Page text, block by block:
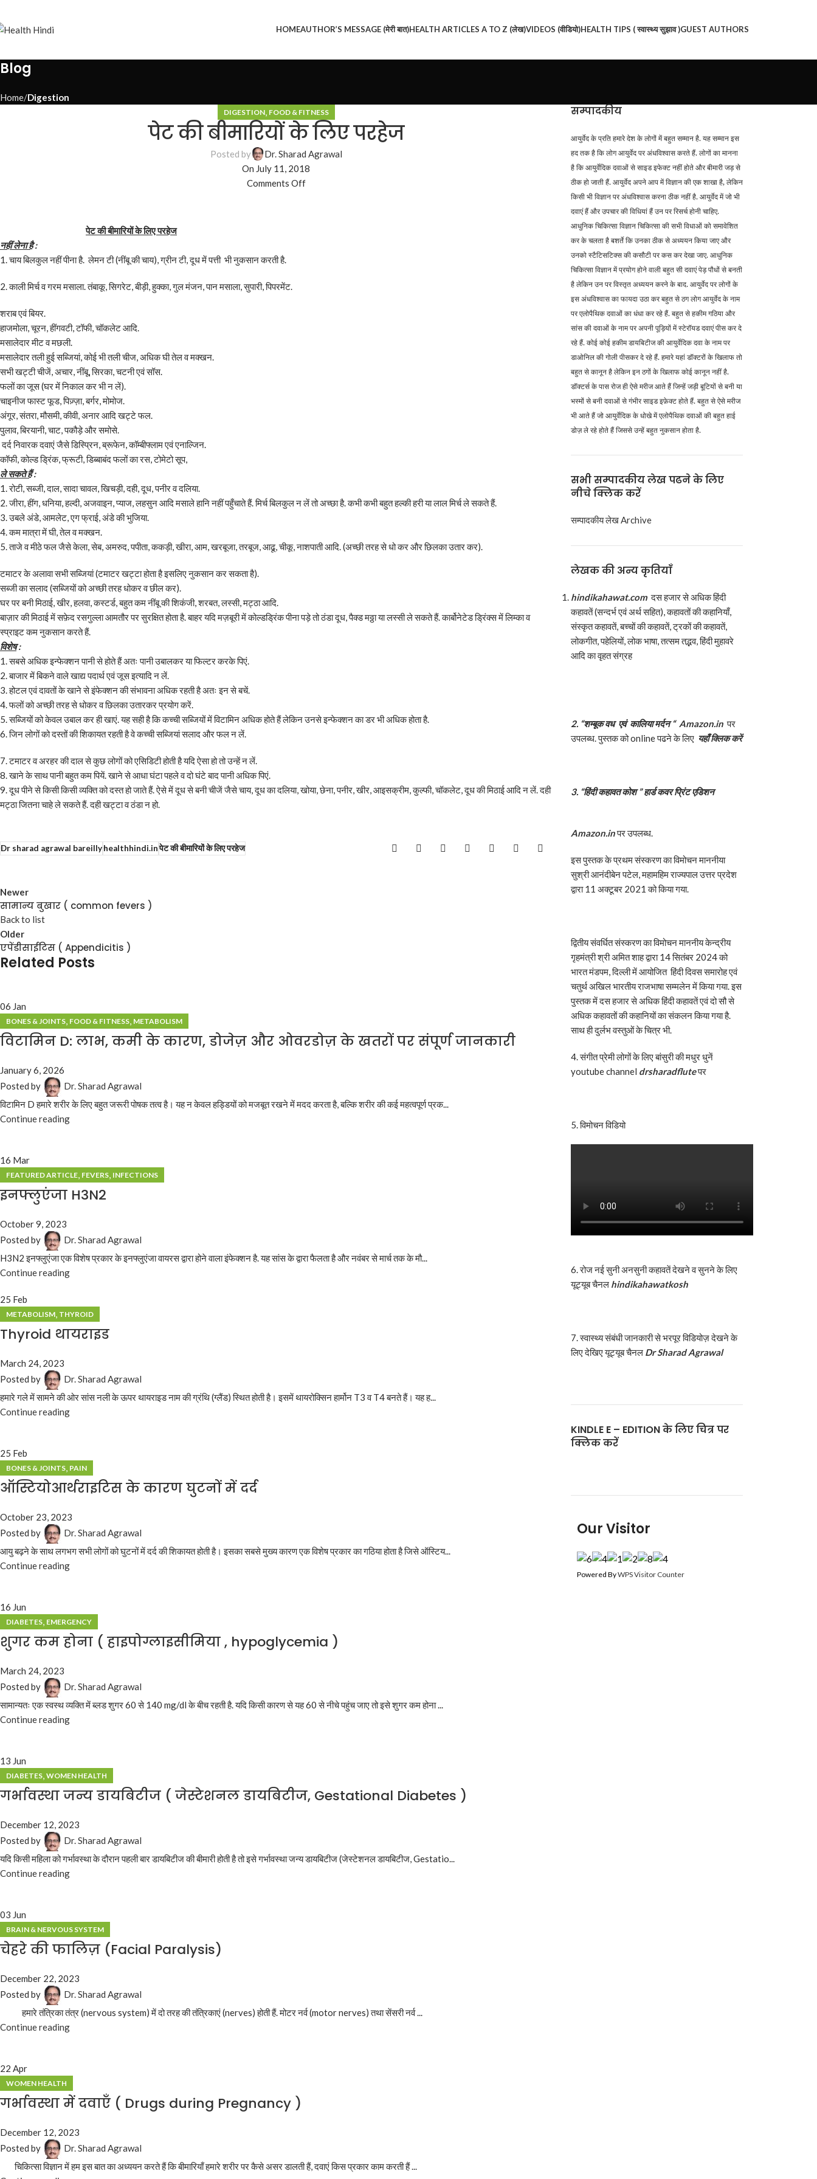
HOMEAUTHOR’S MESSAGE (मेरी बात)HEALTH ARTICLES A TO Z (लेख)VIDEOS (वीडियो)HEALTH TIPS ( स्वास्थ्य सुझाव )GUEST AUTHORS
Blog
Home Digestion
DIGESTION, FOOD & FITNESS
पेट की बीमारियों के लिए परहेज
Posted by
Dr. Sharad Agrawal
On July 11, 2018
Comments Off
पेट की बीमारियों के लिए परहेज
नहीं लेना है:
1. चाय बिलकुल नहीं पीना है. लेमन टी (नींबू की चाय), ग्रीन टी, दूध में पत्ती भी नुकसान करती है.
2. काली मिर्च व गरम मसाला. तंबाकू, सिगरेट, बीड़ी, हुक्का, गुल मंजन, पान मसाला, सुपारी, पिपरमेंट.
शराब एवं बियर.
हाजमोला, चूरन, हींगवटी, टॉफी, चॉकलेट आदि.
मसालेदार मीट व मछली.
मसालेदार तली हुई सब्जियां, कोई भी तली चीज, अधिक घी तेल व मक्खन.
सभी खट्टी चीजें, अचार, नींबू, सिरका, चटनी एवं सॉस.
फलों का जूस (घर में निकाल कर भी न लें).
चाइनीज फास्ट फूड, पिज़्ज़ा, बर्गर, मोमोज.
अंगूर, संतरा, मौसमी, कीवी, अनार आदि खट्टे फल.
पुलाव, बिरयानी, चाट, पकौड़े और समोसे.
दर्द निवारक दवाएं जैसे डिस्प्रिन, ब्रूफेन, कॉम्बीफ्लाम एवं एनाल्जिन.
कॉफी, कोल्ड ड्रिंक, फ्रूटी, डिब्बाबंद फलों का रस, टोमेटो सूप,
ले सकते हैं:
1. रोटी, सब्जी, दाल, सादा चावल, खिचड़ी, दही, दूध, पनीर व दलिया.
2. जीरा, हींग, धनिया, हल्दी, अजवाइन, प्याज, लहसुन आदि मसाले हानि नहीं पहुँचाते हैं. मिर्च बिलकुल न लें तो अच्छा है. कभी कभी बहुत हल्की हरी या लाल मिर्च ले सकते हैं.
3. उबले अंडे, आमलेट, एग फ्राई, अंडे की भुजिया.
4. कम मात्रा में घी, तेल व मक्खन.
5. ताजे व मीठे फल जैसे केला, सेब, अमरुद, पपीता, ककड़ी, खीरा, आम, खरबूजा, तरबूज, आढू, चीकू, नाशपाती आदि. (अच्छी तरह से धो कर और छिलका उतार कर).
टमाटर के अलावा सभी सब्जियां (टमाटर खट्टा होता है इसलिए नुकसान कर सकता है).
सब्जी का सलाद (सब्जियों को अच्छी तरह धोकर व छील कर).
घर पर बनी मिठाई, खीर, हलवा, कस्टर्ड, बहुत कम नींबू की शिकंजी, शरबत, लस्सी, मट्ठा आदि.
बाज़ार की मिठाई में सफ़ेद रसगुल्ला आमतौर पर सुरक्षित होता है. बाहर यदि मज़बूरी में कोल्डड्रिंक पीना पड़े तो ठंडा दूध, पैक्ड मठ्ठा या लस्सी ले सकते हैं. कार्बोनेटेड ड्रिंक्स में लिम्का व
स्प्राइट कम नुकसान करते हैं.
विशेष:
1. सबसे अधिक इन्फेक्शन पानी से होते हैं अतः पानी उबालकर या फिल्टर करके पिएं.
2. बाजार में बिकने वाले खाद्य पदार्थ एवं जूस इत्यादि न लें.
3. होटल एवं दावतों के खाने से इंफेक्शन की संभावना अधिक रहती है अतः इन से बचें.
4. फलों को अच्छी तरह से धोकर व छिलका उतारकर प्रयोग करें.
5. सब्जियों को केवल उबाल कर ही खाएं. यह सही है कि कच्ची सब्जियों में विटामिन अधिक होते हैं लेकिन उनसे इन्फेक्शन का डर भी अधिक होता है.
6. जिन लोगों को दस्तों की शिकायत रहती है वे कच्ची सब्जियां सलाद और फल न लें.
7. टमाटर व अरहर की दाल से कुछ लोगों को एसिडिटी होती है यदि ऐसा हो तो उन्हें न लें.
8. खाने के साथ पानी बहुत कम पियें. खाने से आधा घंटा पहले व दो घंटे बाद पानी अधिक पिएं.
9. दूध पीने से किसी किसी व्यक्ति को दस्त हो जाते हैं. ऐसे में दूध से बनी चीजें जैसे चाय, दूध का दलिया, खोया, छेना, पनीर, खीर, आइसक्रीम, कुल्फी, चॉकलेट, दूध की मिठाई आदि न लें. दही
मट्ठा जितना चाहे ले सकते हैं. दही खट्टा व ठंडा न हो.
Dr sharad agrawal bareillyhealthhindi.inपेट की बीमारियों के लिए परहेज
Newer
सामान्य बुखार ( common fevers )
Back to list
Older
एपेंडीसाईटिस ( Appendicitis )
Related Posts
06 Jan
BONES & JOINTS, FOOD & FITNESS, METABOLISM
विटामिन D: लाभ, कमी के कारण, डोजेज़ और ओवरडोज़ के खतरों पर संपूर्ण जानकारी
January 6, 2026
Posted by
Dr. Sharad Agrawal
विटामिन D हमारे शरीर के लिए बहुत जरूरी पोषक तत्व है। यह न केवल हड्डियों को मजबूत रखने में मदद करता है, बल्कि शरीर की कई महत्वपूर्ण प्रक...
Continue reading
16 Mar
FEATURED ARTICLE, FEVERS, INFECTIONS
इनफ्लुएंजा H3N2
October 9, 2023
Posted by
Dr. Sharad Agrawal
H3N2 इनफ्लुएंजा एक विशेष प्रकार के इनफ्लुएंजा वायरस द्वारा होने वाला इंफेक्शन है. यह सांस के द्वारा फैलता है और नवंबर से मार्च तक के मौ...
Continue reading
25 Feb
METABOLISM, THYROID
Thyroid थायराइड
March 24, 2023
Posted by
Dr. Sharad Agrawal
हमारे गले में सामने की ओर सांस नली के ऊपर थायराइड नाम की ग्रंथि (ग्लैंड) स्थित होती है। इसमें थायरोक्सिन हार्मोन T3 व T4 बनते हैं। यह ह...
Continue reading
25 Feb
BONES & JOINTS, PAIN
ऑस्टियोआर्थराइटिस के कारण घुटनों में दर्द
October 23, 2023
Posted by
Dr. Sharad Agrawal
आयु बढ़ने के साथ लगभग सभी लोगों को घुटनों में दर्द की शिकायत होती है। इसका सबसे मुख्य कारण एक विशेष प्रकार का गठिया होता है जिसे ऑस्टिय...
Continue reading
16 Jun
DIABETES, EMERGENCY
शुगर कम होना ( हाइपोग्लाइसीमिया , hypoglycemia )
March 24, 2023
Posted by
Dr. Sharad Agrawal
सामान्यतः एक स्वस्थ व्यक्ति में ब्लड शुगर 60 से 140 mg/dl के बीच रहती है. यदि किसी कारण से यह 60 से नीचे पहुंच जाए तो इसे शुगर कम होना ...
Continue reading
13 Jun
DIABETES, WOMEN HEALTH
गर्भावस्था जन्य डायबिटीज ( जेस्टेशनल डायबिटीज, Gestational Diabetes )
December 12, 2023
Posted by
Dr. Sharad Agrawal
यदि किसी महिला को गर्भावस्था के दौरान पहली बार डायबिटीज की बीमारी होती है तो इसे गर्भावस्था जन्य डायबिटीज (जेस्टेशनल डायबिटीज, Gestatio...
Continue reading
03 Jun
BRAIN & NERVOUS SYSTEM
चेहरे की फालिज़ (Facial Paralysis)
December 22, 2023
Posted by
Dr. Sharad Agrawal
हमारे तंत्रिका तंत्र (nervous system) में दो तरह की तंत्रिकाएं (nerves) होती हैं. मोटर नर्व (motor nerves) तथा सेंसरी नर्व ...
Continue reading
22 Apr
WOMEN HEALTH
गर्भावस्था में दवाएँ ( Drugs during Pregnancy )
December 12, 2023
Posted by
Dr. Sharad Agrawal
चिकित्सा विज्ञान में हम इस बात का अध्ययन करते हैं कि बीमारियाँ हमारे शरीर पर कैसे असर डालती हैं, दवाएं किस प्रकार काम करती हैं ...
सम्पादकीय
आयुर्वेद के प्रति हमारे देश के लोगों में बहुत सम्मान है. यह सम्मान इस
हद तक है कि लोग आयुर्वेद पर अंधविश्वास करते हैं. लोगों का मानना
है कि आयुर्वेदिक दवाओं से साइड इफेक्ट नहीं होते और बीमारी जड़ से
ठीक हो जाती हैं. आयुर्वेद अपने आप में विज्ञान की एक शाखा है,लेकिन
किसी भी विज्ञान पर अंधविश्वास करना ठीक नहीं है. आयुर्वेद में जो भी
दवाएं हैं और उपचार की विधियां हैं उन पर रिसर्च होनी चाहिए.
आधुनिक चिकित्सा विज्ञान चिकित्सा की सभी विधाओं को समावेशित
कर के चलता है बशर्ते कि उनका ठीक से अध्ययन किया जाए और
उनको स्टैटिसटिक्स की कसौटी पर कस कर देखा जाए. आधुनिक
चिकित्सा विज्ञान में प्रयोग होने वाली बहुत सी दवाएं पेड़ पौधों से बनती
है लेकिन उन पर विस्तृत अध्ययन करने के बाद. आयुर्वेद पर लोगों के
इस अंधविश्वास का फायदा उठा कर बहुत से ठग लोग आयुर्वेद के नाम
पर एलोपैथिक दवाओं का धंधा कर रहे हैं. बहुत से हकीम गठिया और
सांस की दवाओं के नाम पर अपनी पूड़ियों में स्टेरॉयड दवाएं पीस कर दे
रहे हैं. कोई कोई हकीम डायबिटीज की आयुर्वेदिक दवा के नाम पर
डाओनिल की गोली पीसकर दे रहे हैं. हमारे यहां डॉक्टरों के खिलाफ तो
बहुत से कानून है लेकिन इन ठगों के खिलाफ कोई कानून नहीं है.
डॉक्टर्स के पास रोज ही ऐसे मरीज आते हैं जिन्हें जड़ी बूटियों से बनी या
भस्मों से बनी दवाओं से गंभीर साइड इफ़ेक्ट होते हैं. बहुत से ऐसे मरीज
भी आते हैं जो आयुर्वेदिक के धोखे में एलोपैथिक दवाओं की बहुत हाई
डोज़ ले रहे होते हैं जिससे उन्हें बहुत नुकसान होता है.
सभी सम्पादकीय लेख पढने के लिए
नीचे क्लिक करें
सम्पादकीय लेख Archive
लेखक की अन्य कृतियाँ
hindikahawat.comदस हजार से अधिक हिंदी
कहावतें (सन्दर्भ एवं अर्थ सहित), कहावतों की कहानियाँ,
संस्कृत कहावतें, बच्चों की कहावतें, ट्रकों की कहावतें,
लोकगीत, पहेलियों, लोक भाषा, तत्सम तद्भव, हिंदी मुहावरे
आदि का वृहत संग्रह
2. “शम्बूक वध एवं कालिया मर्दन “ Amazon.inपर
उपलब्ध. पुस्तक को online पढने के लिए यहाँ क्लिक करें
3. “हिंदी कहावत कोश ” हार्ड कवर प्रिंट एडिशन
Amazon.inपर उपलब्ध.
इस पुस्तक के प्रथम संस्करण का विमोचन माननीया
सुश्री आनंदीबेन पटेल, महामहिम राज्यपाल उत्तर प्रदेश
द्वारा 11 अक्टूबर 2021 को किया गया.
द्वितीय संवर्धित संस्करण का विमोचन माननीय केन्द्रीय
गृहमंत्री श्री अमित शाह द्वारा 14 सितंबर 2024 को
भारत मंडपम, दिल्ली में आयोजित हिंदी दिवस समारोह एवं
चतुर्थ अखिल भारतीय राजभाषा सम्मलेन में किया गया. इस
पुस्तक में दस हजार से अधिक हिंदी कहावतें एवं दो सौ से
अधिक कहावतों की कहानियों का संकलन किया गया है.
साथ ही दुर्लभ वस्तुओं के चित्र भी.
4. संगीत प्रेमी लोगों के लिए बांसुरी की मधुर धुनें
youtube channel drsharadfluteपर
5. विमोचन विडियो
6. रोज नई सुनी अनसुनी कहावतें देखने व सुनने के लिए
यूट्यूब चैनल hindikahawatkosh
7. स्वास्थ्य संबंधी जानकारी से भरपूर विडियोज़ देखने के
लिए देखिए यूट्यूब चैनल Dr Sharad Agrawal
KINDLE E – EDITION के लिए चित्र पर
क्लिक करें
Our Visitor
Powered ByWPS Visitor Counter